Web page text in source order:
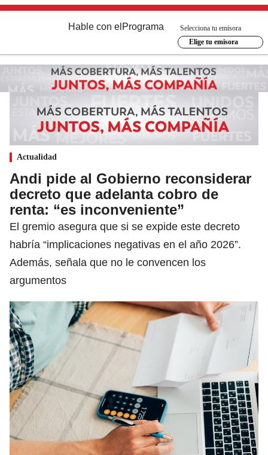
Hable con el Programa
Selecciona tu emisora
Elige tu emisora
Actualidad
Andi pide al Gobierno reconsiderar
decreto que adelanta cobro de
renta: “es inconveniente”
El gremio asegura que si se expide este decreto
habría “implicaciones negativas en el año 2026”.
Además, señala que no le convencen los
argumentos